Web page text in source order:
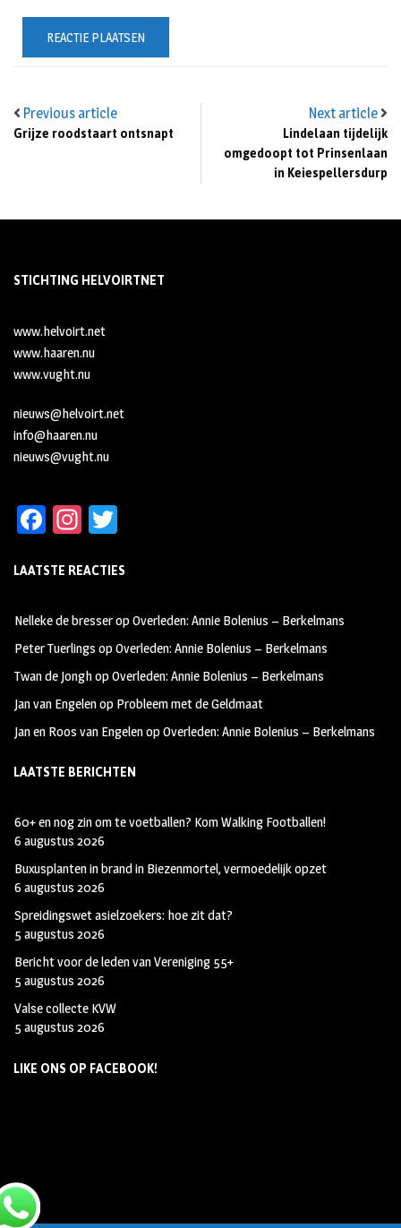
Previous article
Grijze roodstaart ontsnapt
Next article
Lindelaan tijdelijk
omgedoopt tot Prinsenlaan
in Keiespellersdurp
STICHTING HELVOIRTNET
www.helvoirt.net
www.haaren.nu
www.vught.nu
nieuws@helvoirt.net
info@haaren.nu
nieuws@vught.nu
Fa
b
oo
k
In
ag
m
tt
LAATSTE REACTIES
Nelleke de bresseropOverleden: Annie Bolenius – Berkelmans
Peter Tuerlings opOverleden: Annie Bolenius – Berkelmans
Twan de JonghopOverleden: Annie Bolenius – Berkelmans
Jan van Engelenop Probleem met de Geldmaat
Jan en Roos van EngelenopOverleden: Annie Bolenius – Berkelmans
LAATSTE BERICHTEN
60+ en nog zin om te voetballen? Kom Walking Footballen!
6 augustus 2026
Buxusplanten in brand in Biezenmortel, vermoedelijk opzet
6 augustus 2026
Spreidingswet asielzoekers: hoe zit dat?
5 augustus 2026
Bericht voor de leden van Vereniging 55+
5 augustus 2026
Valse collecte KVW
5 augustus 2026
LIKE ONS OP FACEBOOK!